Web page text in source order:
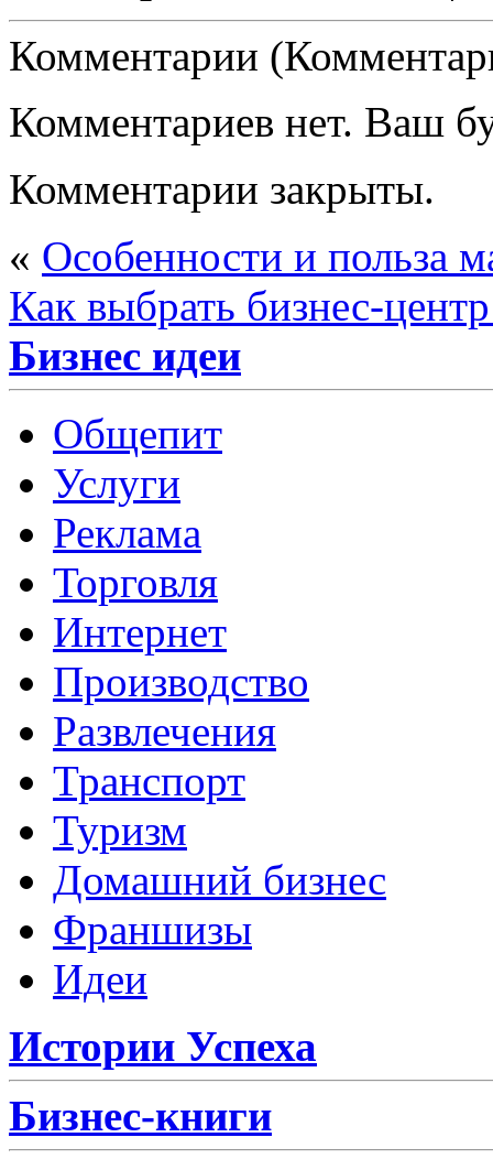
Комментарии
Комментариев нет. Ваш
Комментарии закрыты.
« Особенности и польза
Как выбрать бизнес-
Бизнес идеи
Общепит
Услуги
Реклама
Торговля
Интернет
Производство
Развлечения
Транспорт
Туризм
Домашний бизнес
Франшизы
Идеи
Истории Успеха
Бизнес-книги